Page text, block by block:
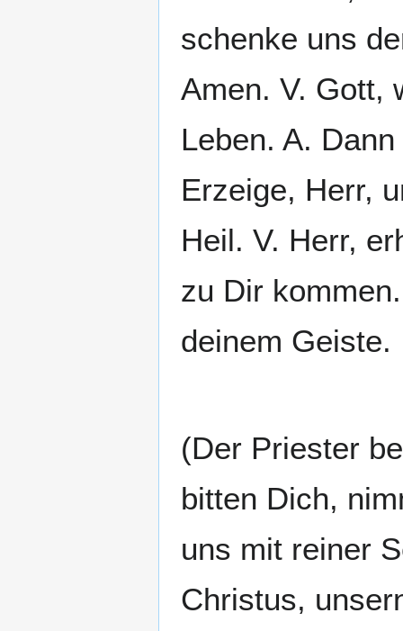
schenke uns
Amen. V. Gott,
Leben. A.
Erzeige, Herr,
Heil. V. Herr,
zu Dir
deinem Geiste.
(Der Priester
bitten Dich,
uns mit reiner
Christus,